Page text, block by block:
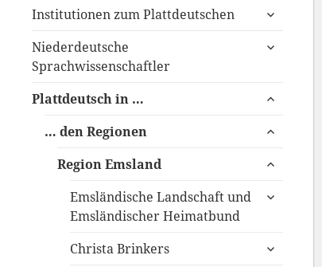
Institutionen zum Plattdeutschen
untermenü
Niederdeutsche
Sprachwissenschaftler
untermenü
Plattdeutsch in …
untermenü
… den Regionen
untermenü
Region Emsland
untermenü
Emsländische Landschaft und
Emsländischer Heimatbund
untermenü
Christa Brinkers
untermenü